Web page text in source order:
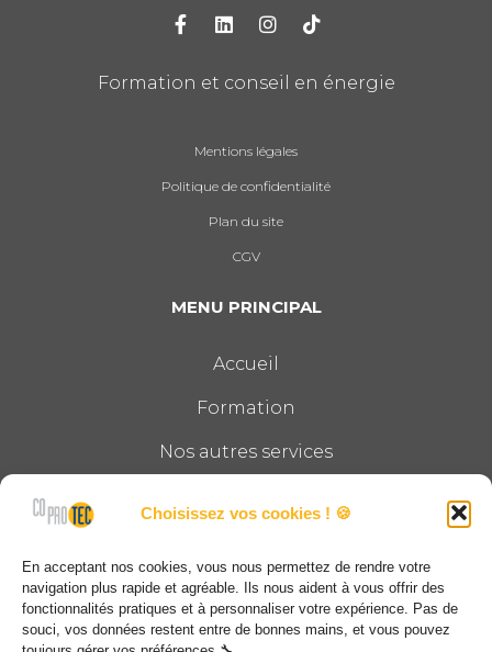
Choisissez vos cookies ! 🍪
En acceptant nos cookies, vous nous permettez de rendre votre
navigation plus rapide et agréable. Ils nous aident à vous offrir des
fonctionnalités pratiques et à personnaliser votre expérience. Pas de
souci, vos données restent entre de bonnes mains, et vous pouvez
Formation et conseil en énergie
Mentions légales
Politique de confidentialité
Plan du site
CGV
MENU PRINCIPAL
Accueil
Formation
Nos autres services
Contact
COPROTEC